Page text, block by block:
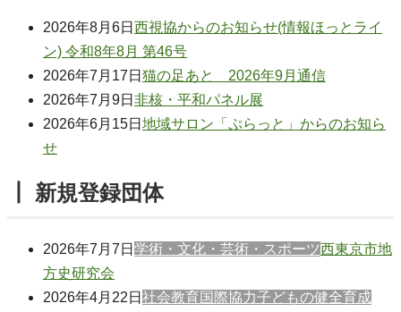
2026年8月6日 西視協からのお知らせ(情報ほっとライ
ン) 令和8年8月 第46号
2026年7月17日 猫の足あと 2026年9月通信
2026年7月9日 非核・平和パネル展
2026年6月15日 地域サロン「ぷらっと」からのお知ら
せ
┃ 新規登録団体
2026年7月7日 学術・文化・芸術・スポーツ西東京市地
方史研究会
2026年4月22日 社会教育国際協力子どもの健全育成